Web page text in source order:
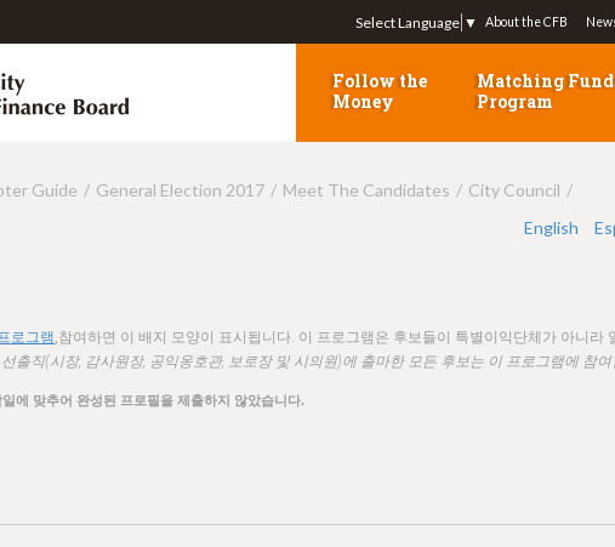
Jump to navigation
Select Language ▼ About the CFB
Follow the
Money
Matching
Program
Guide General Election 2017 Meet The Candidates
City Council
English
로그램,참여하면 이 배지 모양이 표시됩니다. 이 프로그램은 후보들이 특별이익단체가 아니라
출직(시장, 감사원장, 공익옹호관, 보로장 및 시의원)에 출마한 모든 후보는 이 프로그램에 참여
에 맞추어 완성된 프로필을 제출하지 않았습니다.